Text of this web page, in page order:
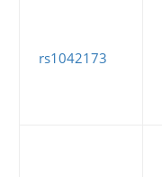
rs1042173